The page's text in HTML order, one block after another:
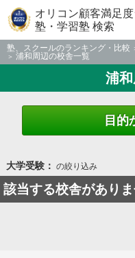
オリコン顧客満足
塾・学習塾 検索
塾、スクールのランキング・比較
浦和周辺の校舎一覧
浦
目的
大学受験： の絞り込み
該当する校舎がありま